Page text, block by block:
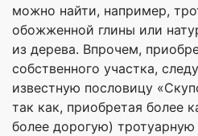
можно найти, например,
обожженной глины или
из дерева. Впрочем,
собственного участка,
известную пословицу
так как, приобретая более
более дорогую) тротуарную